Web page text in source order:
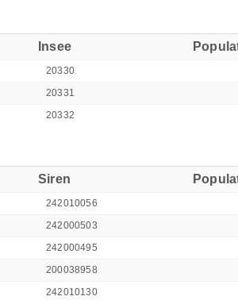
Insee
20330
20331
20332
Siren
242010056
242000503
242000495
200038958
242010130